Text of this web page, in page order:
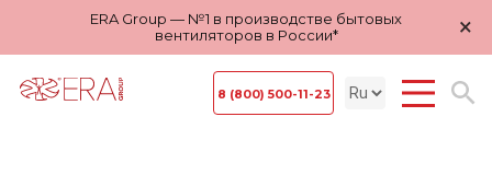
ERA Group — №1 в производстве бытовых
вентиляторов в России*
×
8 (800) 500-11-23